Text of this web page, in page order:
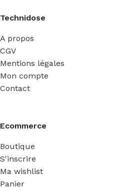
Technidose
A propos
CGV
Mentions légales
Mon compte
Contact
Ecommerce
Boutique
S'inscrire
Ma wishlist
Panier